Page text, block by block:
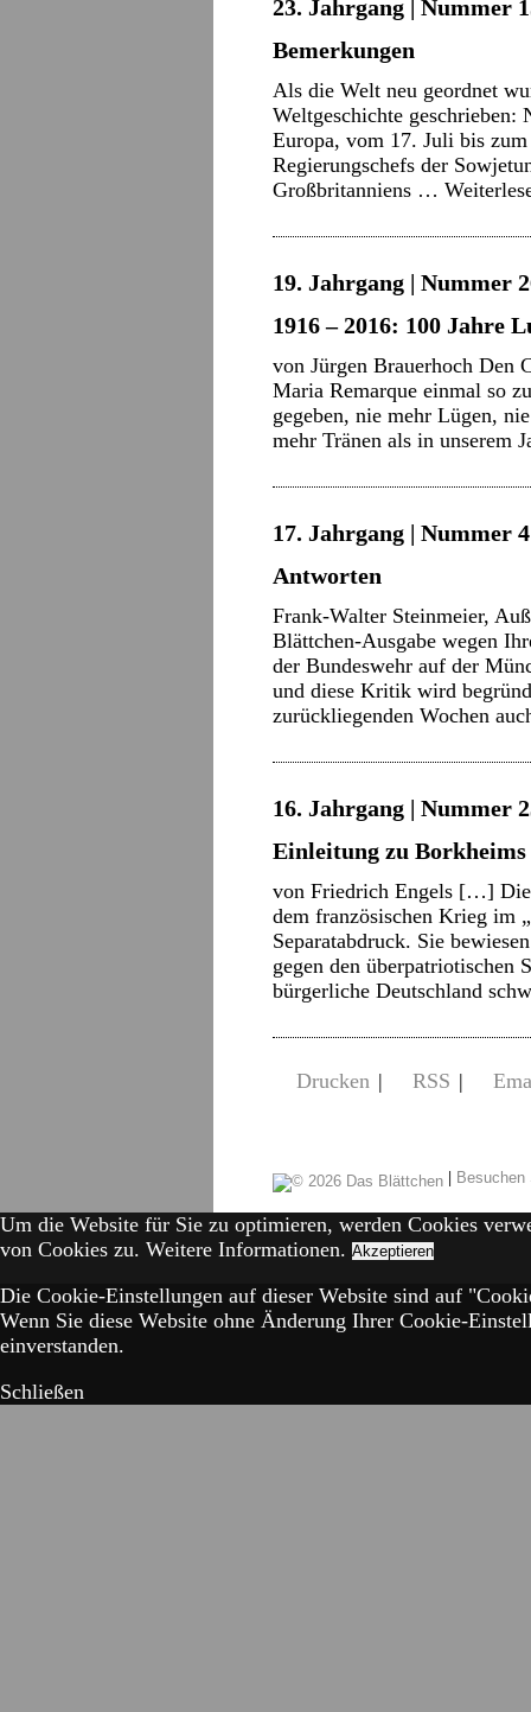
23. Jahrgang | Nummer
Bemerkungen
Als die Welt neu geordnet
Weltgeschichte geschrieben:
Europa, vom 17. Juli bis
Regierungschefs der
Großbritanniens …
19. Jahrgang | Nummer
1916 – 2016: 100 Jahre
von Jürgen Brauerhoch Den
Maria Remarque einmal so
gegeben, nie mehr Lügen,
mehr Tränen als in
17. Jahrgang | Nummer
Antworten
Frank-Walter Steinmeier,
Blättchen-Ausgabe wegen
der Bundeswehr auf der
und diese Kritik wird
zurückliegenden Wochen
16. Jahrgang | Nummer
Einleitung zu
von Friedrich Engels […] Die
dem französischen Krieg im
Separatabdruck. Sie
gegen den überpatriotischen
bürgerliche Deutschland
Drucken | RSS |
|
Um die Website für Sie zu optimieren, werden Cookies
von Cookies zu. Weitere Informationen. Akzeptieren
Die Cookie-Einstellungen auf dieser Website sind auf
Wenn Sie diese Website ohne Änderung Ihrer Cookie-
einverstanden.
Schließen